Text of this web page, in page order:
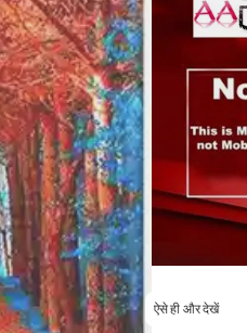
ऐसे ही और देखें